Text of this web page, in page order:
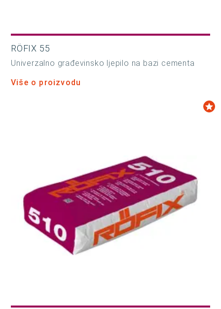
RÖFIX 55
Univerzalno građevinsko ljepilo na bazi cementa
Više o proizvodu